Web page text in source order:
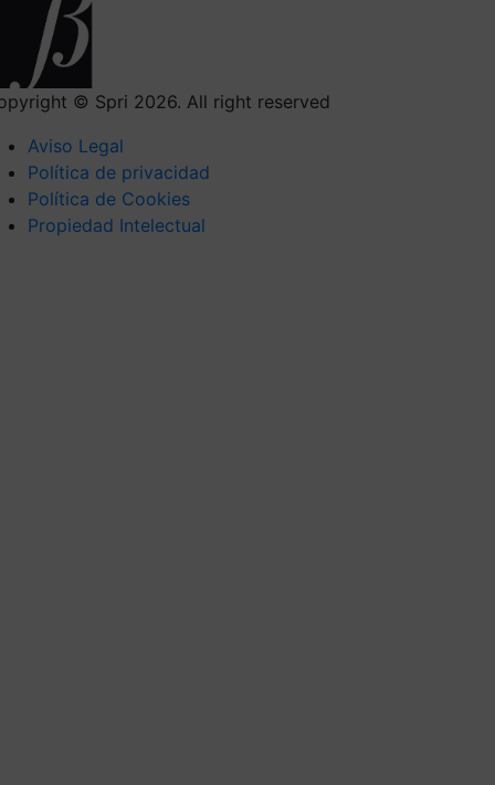
© Spri 2026. All right reserved
Aviso Legal
Política de privacidad
Política de Cookies
Propiedad Intelectual